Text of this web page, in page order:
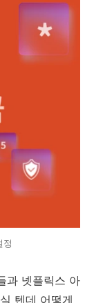
정
과 넷플릭스 아
텐데 어떻게